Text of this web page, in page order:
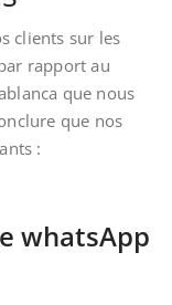
clients sur les
rapport au
que nous
que nos
:
whatsApp